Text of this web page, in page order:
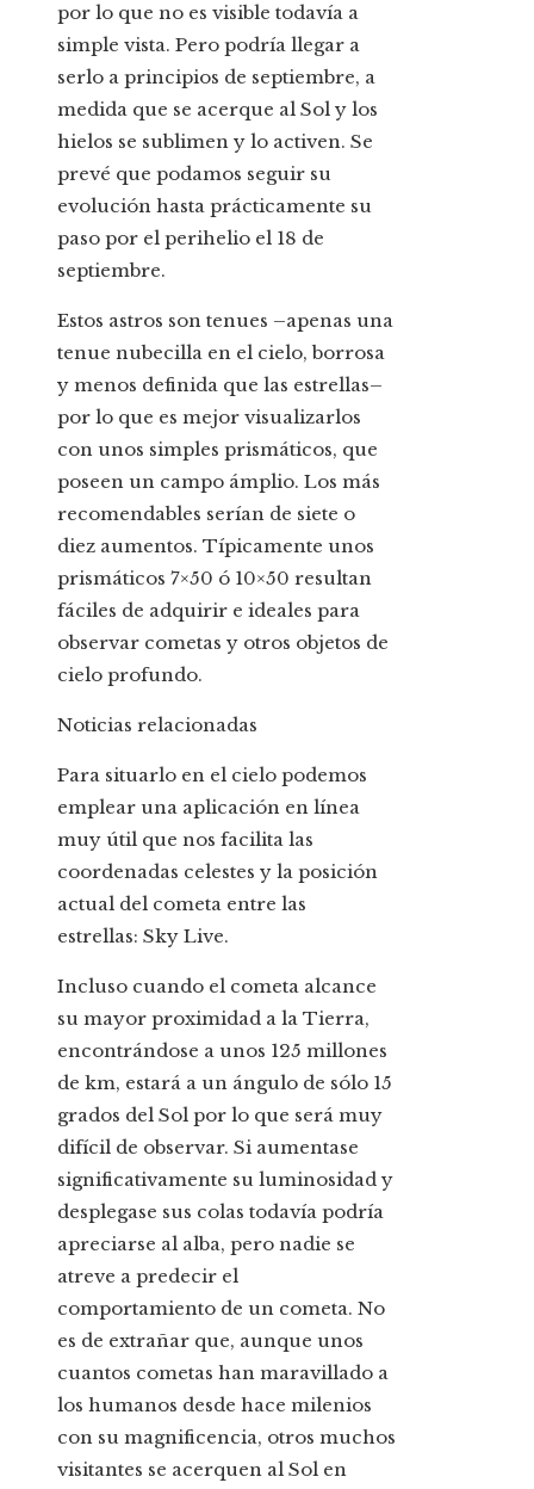
por lo que no es visible todavía a
simple vista. Pero podría llegar a
serlo a principios de septiembre, a
medida que se acerque al Sol y los
hielos se sublimen y lo activen. Se
prevé que podamos seguir su
evolución hasta prácticamente su
paso por el perihelio el 18 de
septiembre.
Estos astros son tenues –apenas una
tenue nubecilla en el cielo, borrosa
y menos definida que las estrellas–
por lo que es mejor visualizarlos
con unos simples prismáticos, que
poseen un campo ámplio. Los más
recomendables serían de siete o
diez aumentos. Típicamente unos
prismáticos 7×50 ó 10×50 resultan
fáciles de adquirir e ideales para
observar cometas y otros objetos de
cielo profundo.
Noticias relacionadas
Para situarlo en el cielo podemos
emplear una aplicación en línea
muy útil que nos facilita las
coordenadas celestes y la posición
actual del cometa entre las
estrellas: Sky Live.
Incluso cuando el cometa alcance
su mayor proximidad a la Tierra,
encontrándose a unos 125 millones
de km, estará a un ángulo de sólo 15
grados del Sol por lo que será muy
difícil de observar. Si aumentase
significativamente su luminosidad y
desplegase sus colas todavía podría
apreciarse al alba, pero nadie se
atreve a predecir el
comportamiento de un cometa. No
es de extrañar que, aunque unos
cuantos cometas han maravillado a
los humanos desde hace milenios
con su magnificencia, otros muchos
visitantes se acerquen al Sol en